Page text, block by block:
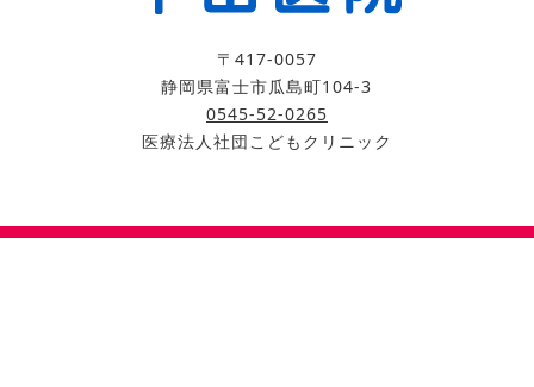
〒417-0057
静岡県富士市瓜島町104-3
0545-52-0265
医療法人社団こどもクリニック